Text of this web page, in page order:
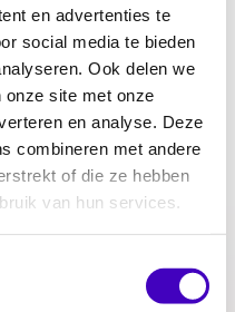
en advertenties te
social media te bieden
Ook delen we
onze site met onze
en analyse. Deze
combineren met andere
of die ze hebben
van hun services.
op zoek
vrijwilligerswerk
behandeling? Neem